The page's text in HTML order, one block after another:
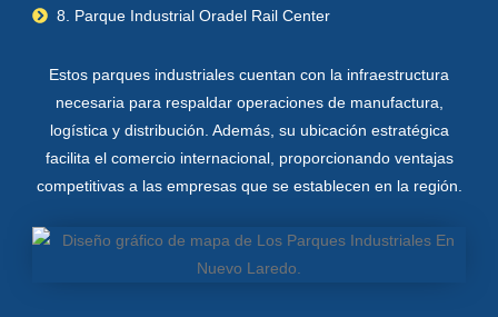
8. Parque Industrial Oradel Rail Center
Estos parques industriales cuentan con la infraestructura
necesaria para respaldar operaciones de manufactura,
logística y distribución. Además, su ubicación estratégica
facilita el comercio internacional, proporcionando ventajas
competitivas a las empresas que se establecen en la región.